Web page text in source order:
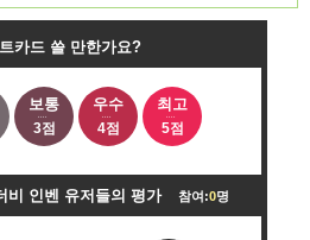
카드 쓸 만한가요?
보통
3점
우수
4점
최고
5점
비 인벤 유저들의 평가 참여:0명